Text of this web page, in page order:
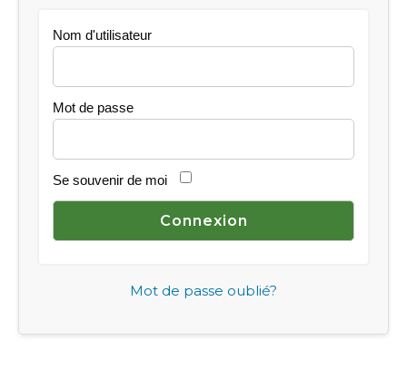
Nom d'utilisateur
Mot de passe
Se souvenir de moi
Mot de passe oublié?